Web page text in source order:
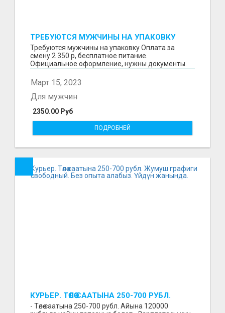
ТРЕБУЮТСЯ МУЖЧИНЫ НА УПАКОВКУ
Требуются мужчины на упаковку Оплата за
смену 2 350 р, бесплатное питание.
Официальное оформление, нужны документы.
Пишите в WhatsApp
Март 15, 2023
2350.00 Руб
Для мужчин
ПОДРОБНЕЙ
КУРЬЕР. ТӨЛӨӨ СААТЫНА 250-700 РУБЛ.
ЖУМУШ ГРАФИГИ СВОБОДНЫЙ. БЕЗ
ОПЫТА АЛАБЫЗ. ҮЙДҮН ЖАНЫНДА.
- Төлөө саатына 250-700 рубл. Айына 120000